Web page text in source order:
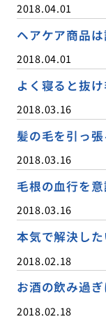
2018.04.01
ヘアケア商品
2018.04.01
よく寝ると抜
2018.03.16
髪の毛を引っ
2018.03.16
毛根の血行を
2018.03.16
本気で解決し
2018.02.18
お酒の飲み過
2018.02.18